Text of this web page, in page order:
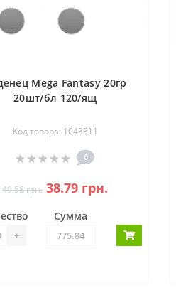
Mega Fantasy 20гр
20шт/бл 120/ящ
Код товара: 1043311
0
49.58 грн. 38.79 грн.
+
Сумма